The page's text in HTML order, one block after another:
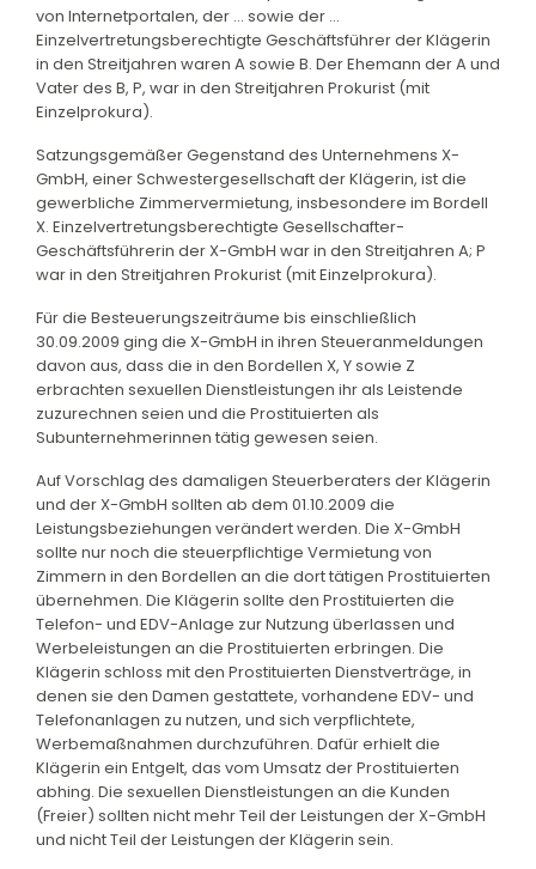
von Internetportalen, der ... sowie der ...
Einzelvertretungsberechtigte Geschäftsführer der Klägerin
in den Streitjahren waren A sowie B. Der Ehemann der A und
Vater des B, P, war in den Streitjahren Prokurist (mit
Einzelprokura).
Satzungsgemäßer Gegenstand des Unternehmens X-
GmbH, einer Schwestergesellschaft der Klägerin, ist die
gewerbliche Zimmervermietung, insbesondere im Bordell
X. Einzelvertretungsberechtigte Gesellschafter-
Geschäftsführerin der X-GmbH war in den Streitjahren A; P
war in den Streitjahren Prokurist (mit Einzelprokura).
Für die Besteuerungszeiträume bis einschließlich
30.09.2009 ging die X-GmbH in ihren Steueranmeldungen
davon aus, dass die in den Bordellen X, Y sowie Z
erbrachten sexuellen Dienstleistungen ihr als Leistende
zuzurechnen seien und die Prostituierten als
Subunternehmerinnen tätig gewesen seien.
Auf Vorschlag des damaligen Steuerberaters der Klägerin
und der X-GmbH sollten ab dem 01.10.2009 die
Leistungsbeziehungen verändert werden. Die X-GmbH
sollte nur noch die steuerpflichtige Vermietung von
Zimmern in den Bordellen an die dort tätigen Prostituierten
übernehmen. Die Klägerin sollte den Prostituierten die
Telefon- und EDV-Anlage zur Nutzung überlassen und
Werbeleistungen an die Prostituierten erbringen. Die
Klägerin schloss mit den Prostituierten Dienstverträge, in
denen sie den Damen gestattete, vorhandene EDV- und
Telefonanlagen zu nutzen, und sich verpflichtete,
Werbemaßnahmen durchzuführen. Dafür erhielt die
Klägerin ein Entgelt, das vom Umsatz der Prostituierten
abhing. Die sexuellen Dienstleistungen an die Kunden
(Freier) sollten nicht mehr Teil der Leistungen der X-GmbH
und nicht Teil der Leistungen der Klägerin sein.